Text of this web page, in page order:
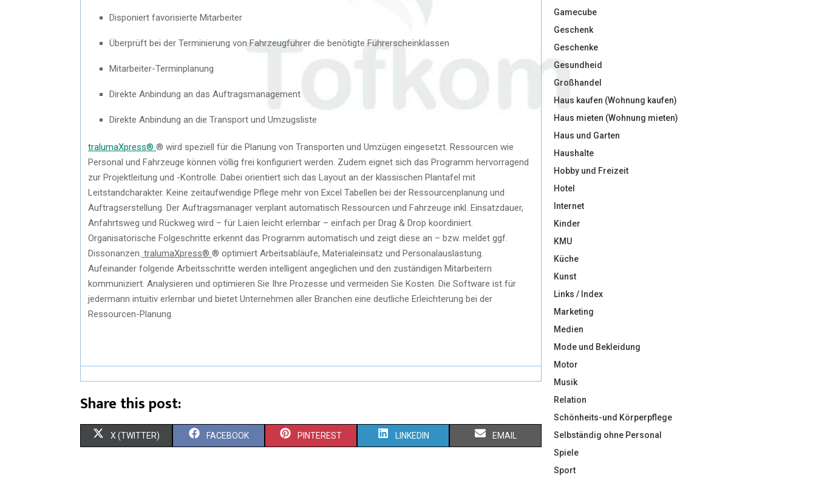
Disponiert favorisierte Mitarbeiter
Überprüft bei der Terminierung von Fahrzeugführer die benötigte Führerscheinklassen
Mitarbeiter-Terminplanung
Direkte Anbindung an das Auftragsmanagement
Direkte Anbindung an die Transport und Umzugsliste
tralumaXpress® ® wird speziell für die Planung von Transporten und Umzügen eingesetzt. Ressourcen wie
Personal und Fahrzeuge können völlig frei konfiguriert werden. Zudem eignet sich das Programm hervorragend
zur Projektleitung und -Kontrolle. Dabei orientiert sich das Layout an der klassischen Plantafel mit
Leitstandcharakter. Keine zeitaufwendige Pflege mehr von Excel Tabellen bei der Ressourcenplanung und
Auftragserstellung. Der Auftragsmanager verplant automatisch Ressourcen und Fahrzeuge inkl. Einsatzdauer,
Anfahrtsweg und Rückweg wird – für Laien leicht erlernbar – einfach per Drag & Drop koordiniert.
Organisatorische Folgeschritte erkennt das Programm automatisch und zeigt diese an – bzw. meldet ggf.
Dissonanzen. tralumaXpress® ® optimiert Arbeitsabläufe, Materialeinsatz und Personalauslastung.
Aufeinander folgende Arbeitsschritte werden intelligent angeglichen und den zuständigen Mitarbeitern
kommuniziert. Analysieren und optimieren Sie Ihre Prozesse und vermeiden Sie Kosten. Die Software ist für
jedermann intuitiv erlernbar und bietet Unternehmen aller Branchen eine deutliche Erleichterung bei der
Ressourcen-Planung.
Share this post:
X (TWITTER) FACEBOOK PINTEREST LINKEDIN EMAIL
Gamecube
Geschenk
Geschenke
Gesundheid
Großhandel
Haus kaufen (Wohnung kaufen)
Haus mieten (Wohnung mieten)
Haus und Garten
Haushalte
Hobby und Freizeit
Hotel
Internet
Kinder
KMU
Küche
Kunst
Links / Index
Marketing
Medien
Mode und Bekleidung
Motor
Musik
Relation
Schönheits-und Körperpflege
Selbständig ohne Personal
Spiele
Sport